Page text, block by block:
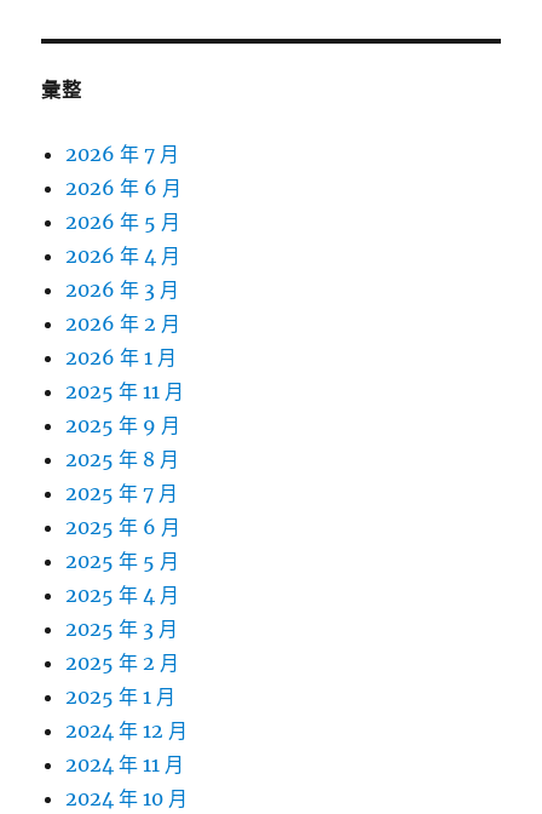
彙整
2026 年 7 月
2026 年 6 月
2026 年 5 月
2026 年 4 月
2026 年 3 月
2026 年 2 月
2026 年 1 月
2025 年 11 月
2025 年 9 月
2025 年 8 月
2025 年 7 月
2025 年 6 月
2025 年 5 月
2025 年 4 月
2025 年 3 月
2025 年 2 月
2025 年 1 月
2024 年 12 月
2024 年 11 月
2024 年 10 月